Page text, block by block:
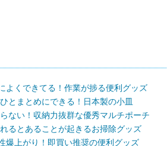
よくできてる！作業が捗る便利グッズ
とまとめにできる！日本製の小皿
ない！収納力抜群な優秀マルチポーチ
るとあることが起きるお掃除グッズ
爆上がり！即買い推奨の便利グッズ